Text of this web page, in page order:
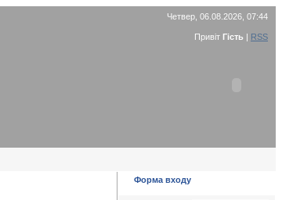
Четвер, 06.08.2026, 07:44
Привіт Гість | RSS
Форма входу